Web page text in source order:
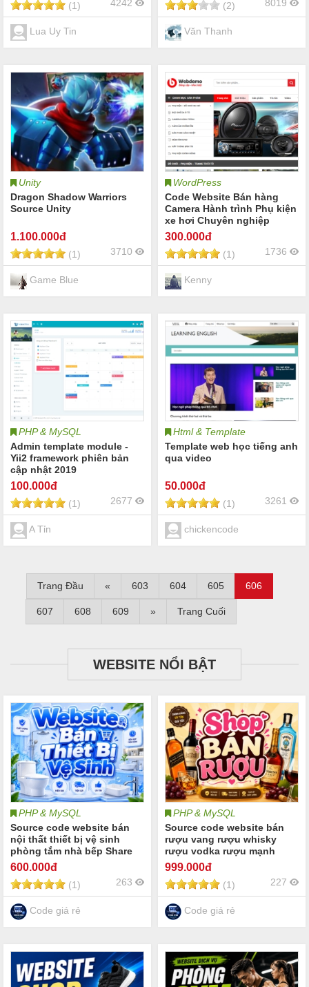
(1) 4242
Lua Uy Tin
(2) 8019
Văn Thanh
Unity
Dragon Shadow Warriors
Source Unity
1.100.000đ
(1) 3710
Game Blue
WordPress
Code Website Bán hàng
Camera Hành trình Phụ kiện
xe hơi Chuyên nghiệp
chuẩn SEO
300.000đ
(1) 1736
Kenny
PHP & MySQL
Admin template module -
Yii2 framework phiên bản
cập nhật 2019
100.000đ
(1) 2677
A Tỉn
Html & Template
Template web học tiếng anh
qua video
50.000đ
(1) 3261
chickencode
Trang Đầu « 603 604 605 606
607 608 609 » Trang Cuối
WEBSITE NỔI BẬT
PHP & MySQL
Source code website bán
nội thất thiết bị vệ sinh
phòng tắm nhà bếp Share
code nội thất bồn cầu
lavabo vòi nước vòi sen
tắm bồn tắm showroom
kinh doanh nội thất phòng
tắm nhà bếp Full báo cáo
600.000đ
(1) 263
Code giá rẻ
PHP & MySQL
Source code website bán
rượu vang rượu whisky
rượu vodka rượu mạnh
Source website bán các loại
rượu phụ kiện uống rượu
bài viết chia sẻ kiến thức về
rượu Full báo cáo website
bán rượu
999.000đ
(1) 227
Code giá rẻ